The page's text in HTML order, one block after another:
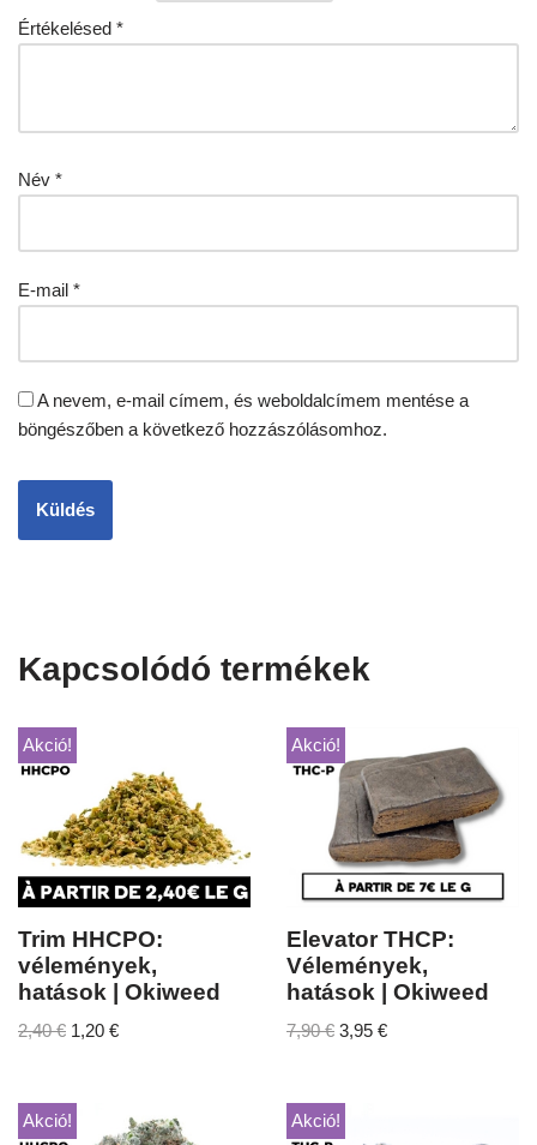
Értékelésed *
Név *
E-mail *
A nevem, e-mail címem, és weboldalcímem mentése a
böngészőben a következő hozzászólásomhoz.
Kapcsolódó termékek
Akció!
Trim HHCPO:
vélemények,
hatások | Okiweed
2,40€ 1,20 €
Akció!
Elevator THCP:
Vélemények,
hatások | Okiweed
7,90€ 3,95 €
Akció! Akció!